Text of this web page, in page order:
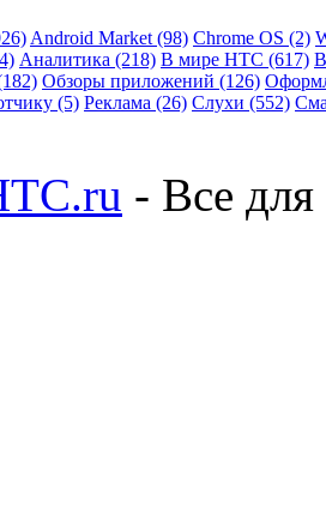
Android Market (98) Chrome OS (2)
Аналитика (218) В мире HTC (617)
Обзоры приложений (126)
(5) Реклама (26) Слухи (552)
- Все